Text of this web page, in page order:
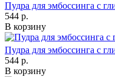
Пудра для эмбоссинга с
544 р.
В корзину
Пудра для эмбоссинга с
544 р.
В корзину